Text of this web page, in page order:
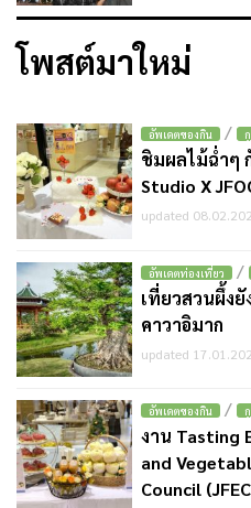
โพสต์มาใหม่
อัพเดตของกิน /
ชิมผลไม้ฉ่ำๆ
Studio X
updated
อัพเดตท่องเที่ยว /
เที่ยวสวนผึ้ง
คาวาอิมาก
updated
อัพเดตของกิน /
งาน Tasting
and
Council